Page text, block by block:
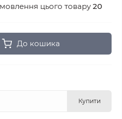
цього товару 20
До кошика
Купити